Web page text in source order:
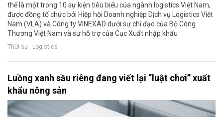
thế là một trong 10 sự kiện tiêu biểu của ngành logistics Việt Nam,
được đồng tổ chức bởi Hiệp hội Doanh nghiệp Dịch vụ Logistics Việt
Nam (VLA) và Công ty VINEXAD dưới sự chỉ đạo của Bộ Công
Thương Việt Nam và sự hỗ trợ của Cục Xuất nhập khẩu
Thời sự - Logistics
Luồng xanh sầu riêng đang viết lại “luật chơi” xuất
khẩu nông sản